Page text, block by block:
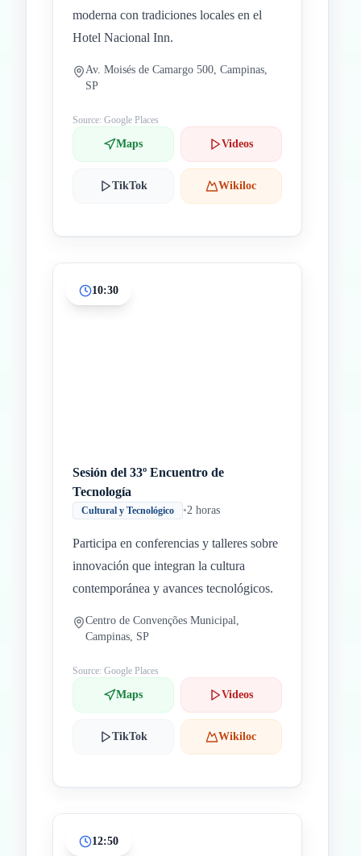
moderna con tradiciones locales en el
Hotel Nacional Inn.
Av. Moisés de Camargo 500, Campinas,
SP
Source: Google Places
Maps Videos
TikTok Wikiloc
10:30
Sesión del 33º Encuentro de
Tecnología
Cultural y Tecnológico •2 horas
Participa en conferencias y talleres sobre
innovación que integran la cultura
contemporánea y avances tecnológicos.
Centro de Convenções Municipal,
Campinas, SP
Source: Google Places
Maps Videos
TikTok Wikiloc
12:50